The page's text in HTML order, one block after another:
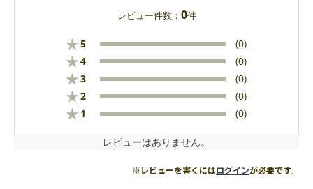
レビュー件数： 0件
★5 (0)
★4 (0)
★3 (0)
★2 (0)
★ 1 (0)
レビューはありません。
※レビューを書くにはログインが必要です。